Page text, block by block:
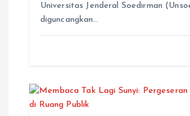
Universitas Jenderal Soedirman
diguncangkan…